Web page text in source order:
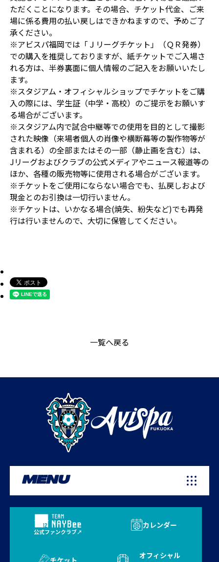
ただくことになります。その場合、チケット代金、ご来
場に係る費用の払い戻しはできかねますので、予めご了
承ください。
※アビスパ福岡では「Ｊリーグチケット」（ＱＲ発券）
での購入を推奨しておりますが、紙チケットでご入場さ
れる方は、半券裏面に個人情報のご記入をお願いいたし
ます。
※スタジアム・オフィシャルショップでチケットをご購
入の際には、学生証（中学・高校）のご提示をお願いす
る場合がございます。
※スタジアム内で試合中継等での使用を目的として撮影
された映像（来場者個人の肖像や横断幕等の製作物等が
含まれる）の全部またはその一部（静止画を含む）は、
Jリーグおよびクラブの公式メディアやニュース報道等の
ほか、各種の販売物等に使用される場合がございます。
※チケットをご使用にならない場合でも、払戻しおよび
現金とのお引換は一切行いません。
※チケットは、いかなる場合(焼失、紛失など)でも再発
行は行いませんので、大切に保管してください。
一覧へ戻る
MENU
公式ファンクラブ
カレンダー
チケット
オフィシャル